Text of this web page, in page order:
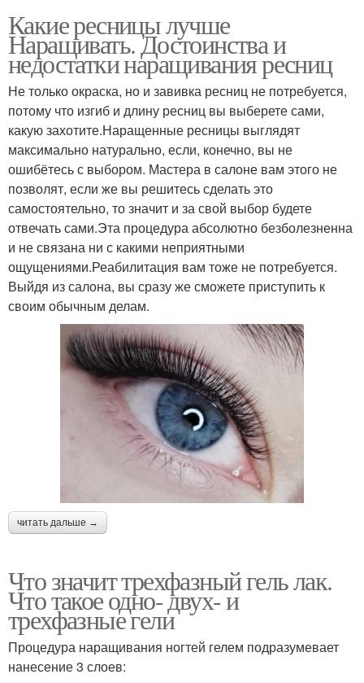
Какие ресницы лучше
Наращивать. Достоинства и
недостатки наращивания ресниц
Не только окраска, но и завивка ресниц не потребуется,
потому что изгиб и длину ресниц вы выберете сами,
какую захотите.Наращенные ресницы выглядят
максимально натурально, если, конечно, вы не
ошибётесь с выбором. Мастера в салоне вам этого не
позволят, если же вы решитесь сделать это
самостоятельно, то значит и за свой выбор будете
отвечать сами.Эта процедура абсолютно безболезненна
и не связана ни с какими неприятными
ощущениями.Реабилитация вам тоже не потребуется.
Выйдя из салона, вы сразу же сможете приступить к
своим обычным делам.
читать дальше →
Что значит трехфазный гель лак.
Что такое одно- двух- и
трехфазные гели
Процедура наращивания ногтей гелем подразумевает
нанесение 3 слоев: